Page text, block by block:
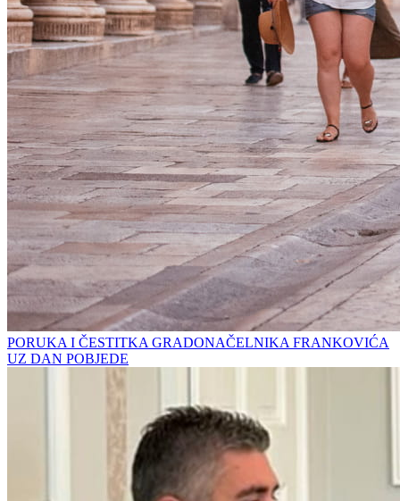
PORUKA I ČESTITKA GRADONAČELNIKA FRANKOVIĆA
UZ DAN POBJEDE